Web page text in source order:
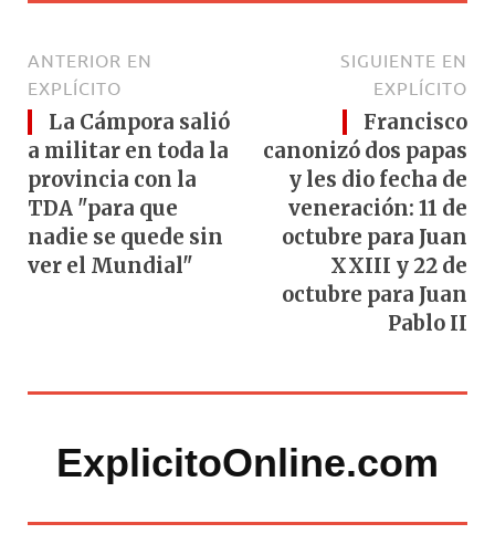
ANTERIOR EN
EXPLÍCITO
La Cámpora salió
a militar en toda la
provincia con la
TDA "para que
nadie se quede sin
ver el Mundial"
SIGUIENTE EN
EXPLÍCITO
Francisco
canonizó dos papas
y les dio fecha de
veneración: 11 de
octubre para Juan
XXIII y 22 de
octubre para Juan
Pablo II
ExplicitoOnline.com